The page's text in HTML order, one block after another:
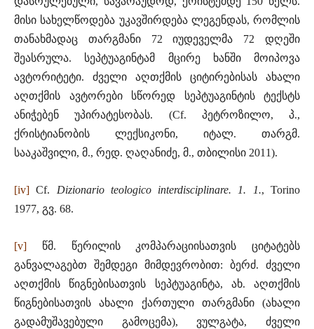
მისი სახელწოდება უკავშირდება ლეგენდას, რომლის
თანახმადაც თარგმანი 72 იუდეველმა 72 დღეში
შეასრულა. სეპტუაგინტამ მცირე ხანში მოიპოვა
ავტორიტეტი. ძველი აღთქმის ციტირებისას ახალი
აღთქმის ავტორები სწორედ სეპტუაგინტის ტექსტს
ანიჭებენ უპირატესობას. (Cf. პეტროზილო, პ.,
ქრისტიანობის ლექსიკონი, იტალ. თარგმ.
სააკაშვილი, მ., რედ. ღაღანიძე, მ., თბილისი 2011).
[iv] Cf. Dizionario teologico interdisciplinare. 1. 1., Torino
1977, გვ. 68.
[v] წმ. წერილის კომპარაციისათვის ციტატებს
განვალაგებთ შემდეგი მიმდევრობით: ბერძ. ძველი
აღთქმის წიგნებისათვის სეპტუაგინტა, ახ. აღთქმის
წიგნებისათვის ახალი ქართული თარგმანი (ახალი
გადამუშავებული გამოცემა), ვულგატა, ძველი